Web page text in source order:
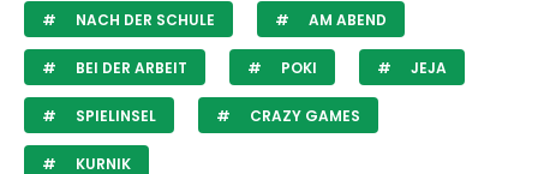
NACH DER SCHULE AM ABEND
BEI DER ARBEIT POKI JEJA
SPIELINSEL CRAZY GAMES
KURNIK